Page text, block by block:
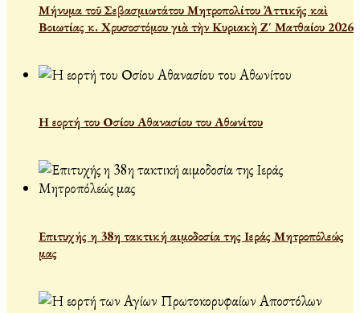
Μήνυμα τοῦ Σεβασμιωτάτου Μητροπολίτου Ἀττικῆς καὶ
Βοιωτίας κ. Χρυσοστόμου γιὰ τὴν Κυριακὴ Ζ΄ Ματθαίου 2026
Η εορτή του Οσίου Αθανασίου του Αθωνίτου
Επιτυχής η 38η τακτική αιμοδοσία της Ιεράς Μητροπόλεώς
μας